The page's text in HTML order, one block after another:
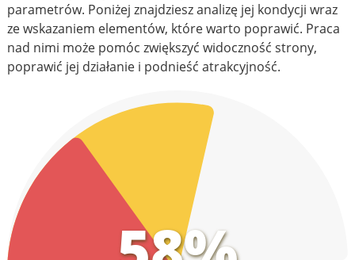
parametrów. Poniżej znajdziesz analizę jej kondycji wraz
ze wskazaniem elementów, które warto poprawić. Praca
nad nimi może pomóc zwiększyć widoczność strony,
poprawić jej działanie i podnieść atrakcyjność.